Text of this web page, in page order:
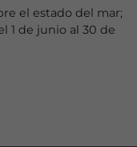
el estado del mar;
1 de junio al 30 de